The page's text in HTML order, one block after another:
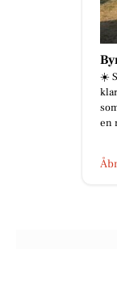
☀️
en